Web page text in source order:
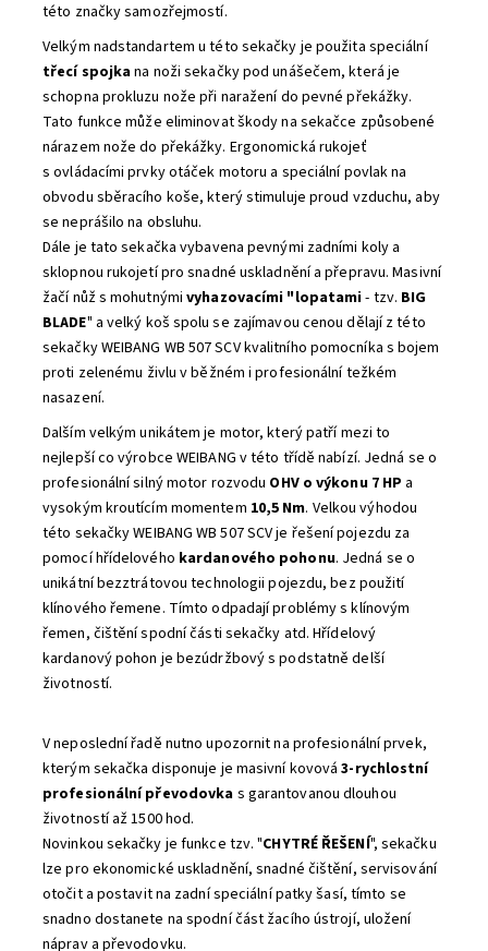
této značky samozřejmostí.
Velkým nadstandartem u této sekačky je použita speciální
třecí spojkana noži sekačky pod unášečem, která je
schopna prokluzu nože při naražení do pevné překážky.
Tato funkce může eliminovat škody na sekačce způsobené
nárazem nože do překážky. Ergonomická rukojeť
s ovládacími prvky otáček motoru a speciální povlak na
obvodu sběracího koše, který stimuluje proud vzduchu, aby
se neprášilo na obsluhu.
Dále je tato sekačka vybavena pevnými zadními koly a
sklopnou rukojetí pro snadné uskladnění a přepravu. Masivní
žačí nůž s mohutnýmivyhazovacími "lopatami- tzv. BIG
BLADE" a velký koš spolu se zajímavou cenou dělají z této
sekačky WEIBANG WB 507 SCV kvalitního pomocníka s bojem
proti zelenému živlu v běžném i profesionální težkém
nasazení.
Dalším velkým unikátem je motor, který patří mezi to
nejlepší co výrobce WEIBANG v této třídě nabízí. Jedná se o
profesionální silný motor rozvodu OHV o výkonu 7 HP a
vysokým kroutícím momentem 10,5 Nm. Velkou výhodou
této sekačky WEIBANG WB 507 SCV je řešení pojezdu za
pomocí hřídelového kardanového pohonu. Jedná se o
unikátní bezztrátovou technologii pojezdu, bez použití
klínového řemene. Tímto odpadají problémy s klínovým
řemen, čištění spodní části sekačky atd. Hřídelový
kardanový pohon je bezúdržbový s podstatně delší
životností.
V neposlední řadě nutno upozornit na profesionální prvek,
kterým sekačka disponuje je masivní kovová3-rychlostní
profesionální převodovka s garantovanou dlouhou
životností až 1500 hod.
Novinkou sekačky je funkce tzv. "CHYTRÉ ŘEŠENÍ", sekačku
lze pro ekonomické uskladnění, snadné čištění, servisování
otočit a postavit na zadní speciální patky šasí, tímto se
snadno dostanete na spodní část žacího ústrojí, uložení
náprav a převodovku.